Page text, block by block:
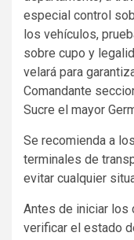
especial control
los vehículos,
sobre cupo y
velará para
Comandante
Sucre el mayor
Se recomienda a
terminales de
evitar cualquier
Antes de iniciar los
verificar el estado